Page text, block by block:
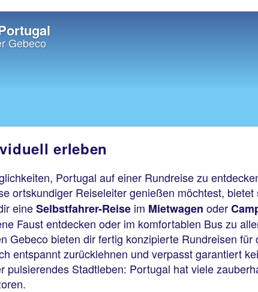
Gebeco
erleben
Portugal auf einer Rundreise zu
ortskundiger Reiseleiter genießen möchtest,
eineSelbstfahrer-Reise im Mietwagen oder
Faust entdecken oder im komfortablen Bus zu
Gebeco bieten dir fertig konzipierte Rundreisen
entspannt zurücklehnen und verpasst garantiert
pulsierendes Stadtleben: Portugal hat viele